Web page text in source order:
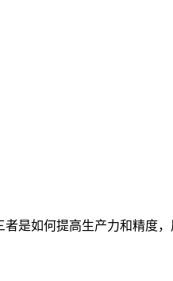
是如何提高生产力和精度